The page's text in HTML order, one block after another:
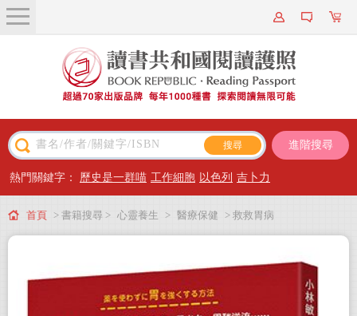
關於我們
近期新書
主題閱讀
出版專區
會員專屬
會員儲值方案
進階搜尋
熱門關鍵字： 歷史是一群喵 工作細胞 以色列 吉卜力
首頁 > 書籍搜尋 > 心靈養生 > 醫療保健 > 救救胃病